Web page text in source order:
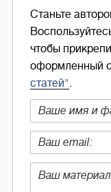
Станьте
чтобы
оформленный
статей".